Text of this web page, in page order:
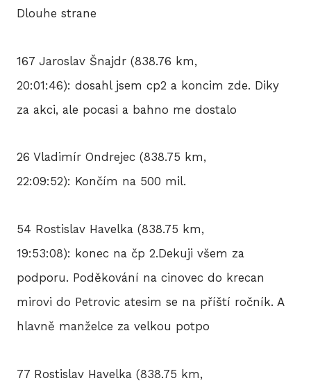
Dlouhe strane
167 Jaroslav Šnajdr (838.76 km,
20:01:46): dosahl jsem cp2 a koncim zde. Diky
za akci, ale pocasi a bahno me dostalo
26 Vladimír Ondrejec (838.75 km,
22:09:52): Končím na 500 mil.
54 Rostislav Havelka (838.75 km,
19:53:08): konec na čp 2.Dekuji všem za
podporu. Poděkování na cinovec do krecan
mirovi do Petrovic atesim se na příští ročník. A
hlavně manželce za velkou potpo
77 Rostislav Havelka (838.75 km,